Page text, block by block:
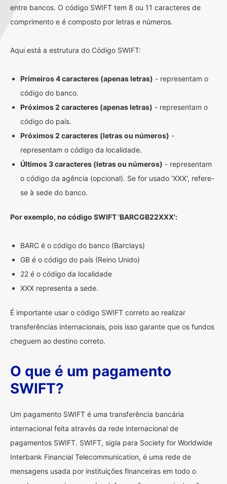
entre bancos. O código SWIFT tem 8 ou 11 caracteres de
comprimento e é composto por letras e números.
Aqui está a estrutura do Código SWIFT:
Primeiros 4 caracteres (apenas letras) - representam o
código do banco.
Próximos 2 caracteres (apenas letras) - representam o
código do país.
Próximos 2 caracteres (letras ou números) -
representam o código da localidade.
Últimos 3 caracteres (letras ou números) - representam
o código da agência (opcional). Se for usado 'XXX', refere-
se à sede do banco.
Por exemplo, no código SWIFT 'BARCGB22XXX':
BARC é o código do banco (Barclays)
GB é o código do país (Reino Unido)
22 é o código da localidade
XXX representa a sede.
É importante usar o código SWIFT correto ao realizar
transferências internacionais, pois isso garante que os fundos
cheguem ao destino correto.
O que é um pagamento
SWIFT?
Um pagamento SWIFT é uma transferência bancária
internacional feita através da rede internacional de
pagamentos SWIFT. SWIFT, sigla para Society for Worldwide
Interbank Financial Telecommunication, é uma rede de
mensagens usada por instituições financeiras em todo o